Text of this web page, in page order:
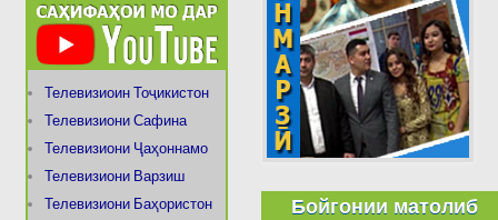
Телевизиоин Тоҷикистон
Телевизиони Сафина
Телевизиони Ҷаҳоннамо
Телевизиони Варзиш
Телевизиони Баҳористон
Бойгонии матолиб